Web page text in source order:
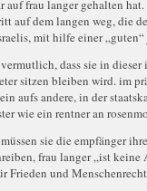
auf frau langer gehalten
auf dem langen weg, die
mit hilfe einer
vermutlich, dass sie in
sitzen bleiben wird. im
aufs andere, in der
wie ein rentner an
sie die empfänger
frau langer „ist
Frieden und